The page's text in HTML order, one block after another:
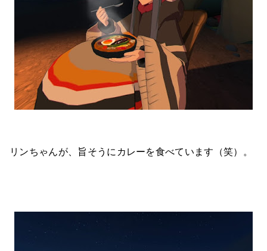
リンちゃんが、旨そうにカレーを食べています（笑）。